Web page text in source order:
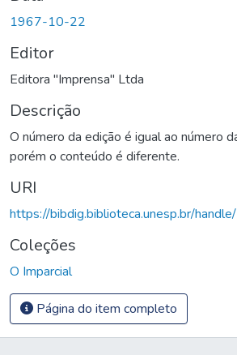
1967-10-22
Editor
Editora "Imprensa" Ltda
Descrição
O número da edição é igual ao número
porém o conteúdo é diferente.
URI
https://bibdig.biblioteca.unesp.br/
Coleções
O Imparcial
Página do item completo